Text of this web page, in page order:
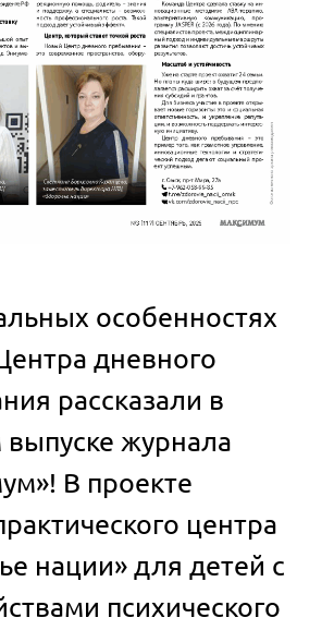
особенностях
дневного
рассказали в
журнала
В проекте
центра
нации» для детей с
психического